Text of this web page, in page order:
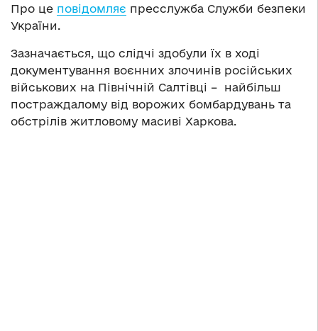
Про це повідомляє пресслужба Служби безпеки
України.
Зазначається, що слідчі здобули їх в ході
документування воєнних злочинів російських
військових на Північній Салтівці – найбільш
постраждалому від ворожих бомбардувань та
обстрілів житловому масиві Харкова.